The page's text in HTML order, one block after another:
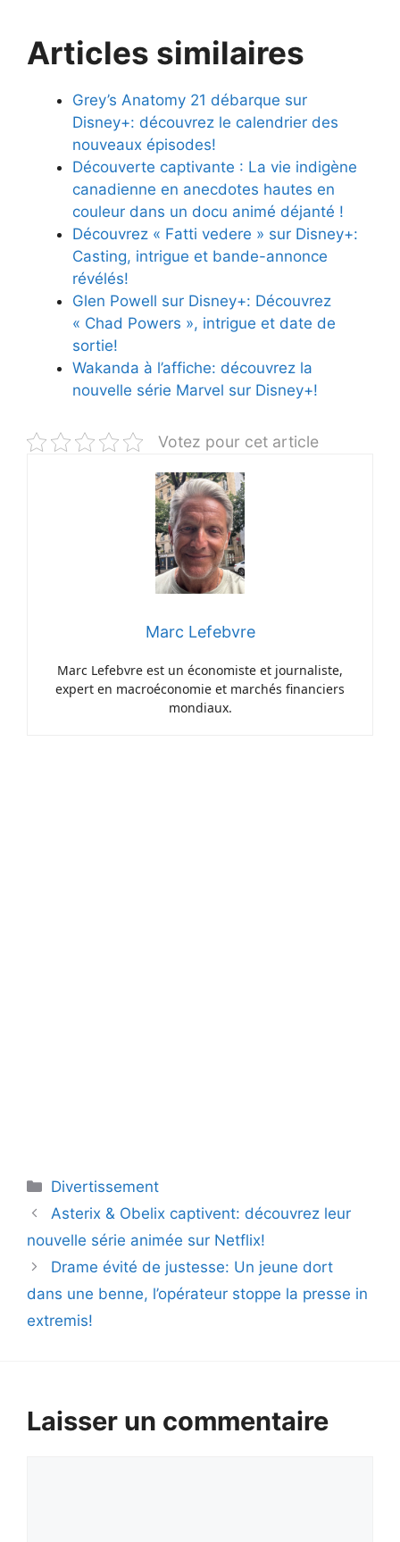
Articles similaires
Grey’s Anatomy 21 débarque sur
Disney+: découvrez le calendrier des
nouveaux épisodes!
Découverte captivante : La vie indigène
canadienne en anecdotes hautes en
couleur dans un docu animé déjanté !
Découvrez « Fatti vedere » sur Disney+:
Casting, intrigue et bande-annonce
révélés!
Glen Powell sur Disney+: Découvrez
« Chad Powers », intrigue et date de
sortie!
Wakanda à l’affiche: découvrez la
nouvelle série Marvel sur Disney+!
Votez pour cet article
Marc Lefebvre
Marc Lefebvre est un économiste et journaliste,
expert en macroéconomie et marchés financiers
mondiaux.
Catégories
Divertissement
Asterix & Obelix captivent: découvrez leur
nouvelle série animée sur Netflix!
Drame évité de justesse: Un jeune dort
dans une benne, l’opérateur stoppe la presse in
extremis!
Laisser un commentaire